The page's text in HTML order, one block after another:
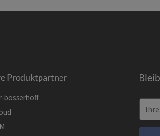
Produktpartner
bosserhoff